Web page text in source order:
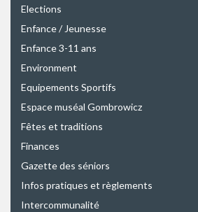
Elections
Enfance / Jeunesse
Enfance 3-11 ans
Environment
Equipements Sportifs
Espace muséal Gombrowicz
Fêtes et traditions
Finances
Gazette des séniors
Infos pratiques et règlements
Intercommunalité